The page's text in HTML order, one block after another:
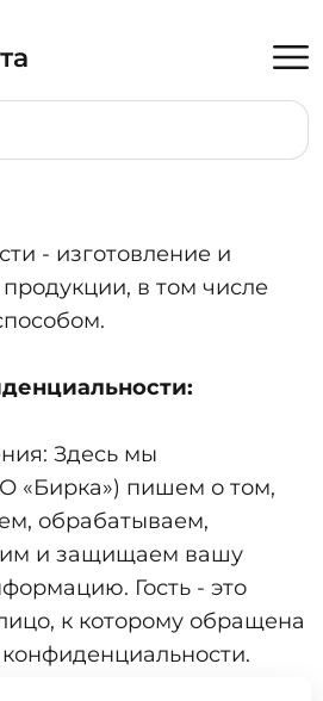
- изготовление и
в том числе
Здесь мы
«Бирка») пишем о том,
обрабатываем,
и защищаем вашу
Гость - это
к которому обращена